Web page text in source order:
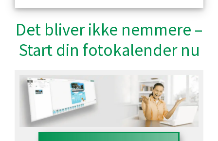
Det bliver ikke nemmere –
Start din fotokalender nu